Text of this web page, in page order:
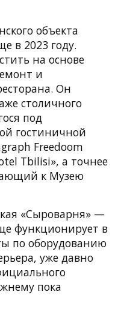
объекта
в 2023 году.
на основе
и
Он
столичного
под
гостиничной
Freedoom
Tbilisi», а точнее
к Музею
«Сыроварня» —
функционирует в
по оборудованию
уже давно
пока